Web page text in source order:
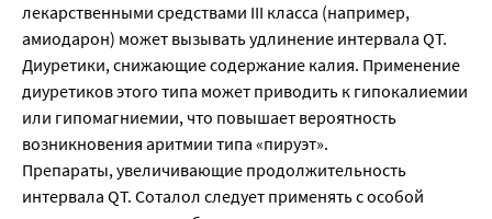
лекарственными средствами III класса (например,
амиодарон) может вызывать удлинение интервала QT.
Диуретики, снижающие содержание калия. Применение
диуретиков этого типа может приводить к гипокалиемии
или гипомагниемии, что повышает вероятность
возникновения аритмии типа «пируэт».
Препараты, увеличивающие продолжительность
интервала QT. Соталол следует применять с особой